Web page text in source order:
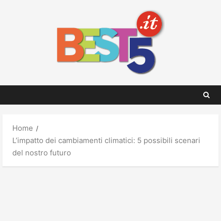
Home
L’impatto dei cambiamenti climatici: 5 possibili scenari
del nostro futuro